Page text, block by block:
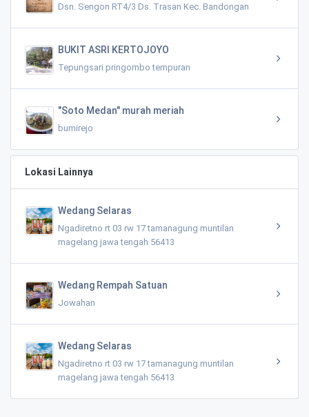
Dsn. Sengon RT4/3 Ds. Trasan Kec. Bandongan
BUKIT ASRI KERTOJOYO
Tepungsari pringombo tempuran
"Soto Medan" murah meriah
bumirejo
Lokasi Lainnya
Wedang Selaras
Ngadiretno rt 03 rw 17 tamanagung muntilan
magelang jawa tengah 56413
Wedang Rempah Satuan
Jowahan
Wedang Selaras
Ngadiretno rt 03 rw 17 tamanagung muntilan
magelang jawa tengah 56413